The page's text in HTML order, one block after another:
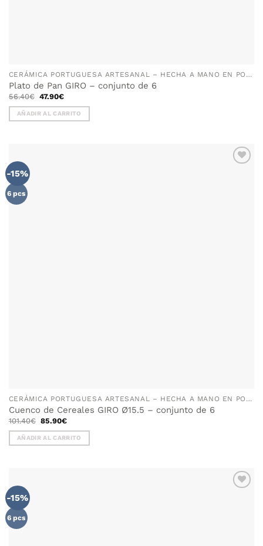
CERÁMICA PORTUGUESA ARTESANAL – HECHA A MANO EN PORTUGAL
Plato de Pan GIRO – conjunto de 6
56.40€ El
original
era:
56.40€.
47.90€El
actual
es:
47.90€.
AÑADIR AL CARRITO
-15%
6 pcs
CERÁMICA PORTUGUESA ARTESANAL – HECHA A MANO EN PORTUGAL
Cuenco de Cereales GIRO Ø15.5 – conjunto de 6
101.40€ El
original
era:
101.40€.
85.90€El
actual
es:
85.90€.
AÑADIR AL CARRITO
-15%
6 pcs